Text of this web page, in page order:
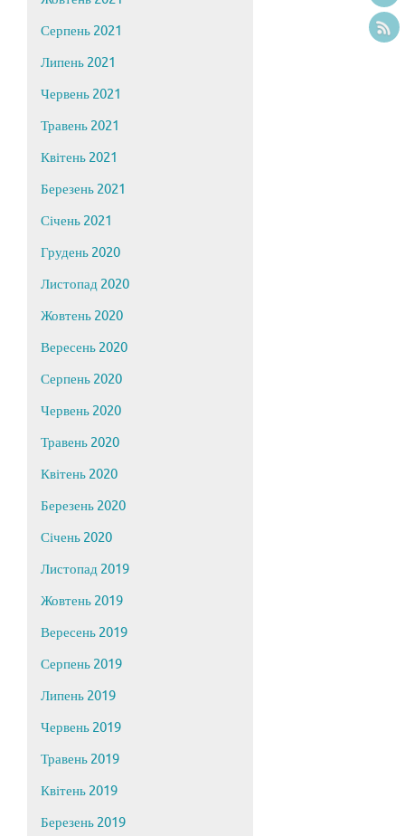
Серпень 2021
Липень 2021
Червень 2021
Травень 2021
Квітень 2021
Березень 2021
Січень 2021
Грудень 2020
Листопад 2020
Жовтень 2020
Вересень 2020
Серпень 2020
Червень 2020
Травень 2020
Квітень 2020
Березень 2020
Січень 2020
Листопад 2019
Жовтень 2019
Вересень 2019
Серпень 2019
Липень 2019
Червень 2019
Травень 2019
Квітень 2019
Березень 2019